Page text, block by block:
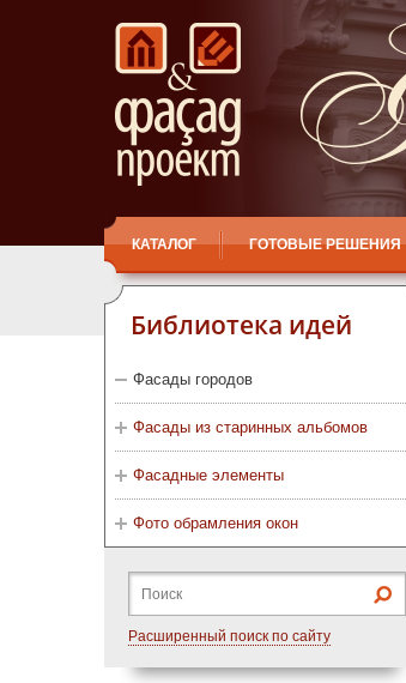
КАТАЛОГ ГОТОВЫЕ РЕШЕНИЯ
Библиотека идей
Фасады городов
Фасады из старинных альбомов
Фасадные элементы
Фото обрамления окон
Расширенный поиск по сайту